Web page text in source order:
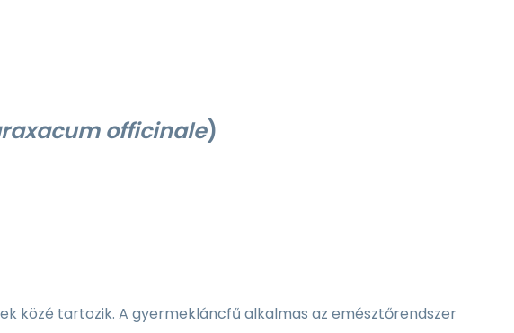
officinale)
közé tartozik. A gyermekláncfű alkalmas az emésztőrendszer